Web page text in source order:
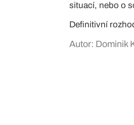
situací, nebo o
Definitivní
Autor: Dominik